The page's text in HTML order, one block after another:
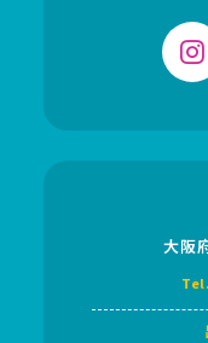
大阪
Tel.